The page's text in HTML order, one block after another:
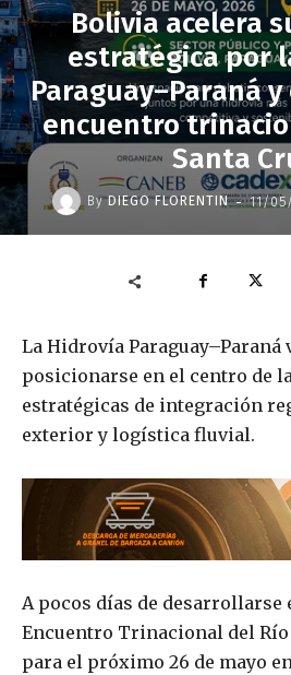
Bolivia acelera
estratégica por
Paraguay–Paraná
encuentro
Santa
By DIEGO FLORENTIN - 11/
La Hidrovía Paraguay–Paraná
posicionarse en el centro de
estratégicas de integración
exterior y logística fluvial.
A pocos días de desarrollarse
Encuentro Trinacional del Río
para el próximo 26 de mayo